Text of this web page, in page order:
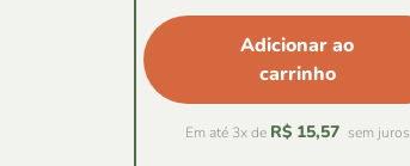
Adicionar ao
carrinho
Em até 3x de R$15,57 sem juros